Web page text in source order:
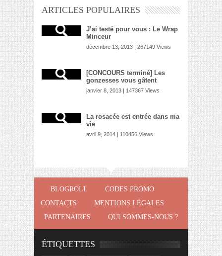
ARTICLES POPULAIRES
J’ai testé pour vous : Le Wrap
Minceur
décembre 13, 2013 | 267149 Views
[CONCOURS terminé] Les
gonzesses vous gâtent
janvier 8, 2013 | 147367 Views
La rosacée est entrée dans ma
vie
avril 9, 2014 | 110456 Views
BLOGROLL
CODES PROMO
CONTACTS
MENTIONS LÉGALES
PARTENAIRES
QUI SOMMES-NOUS ?
ÉTIQUETTES